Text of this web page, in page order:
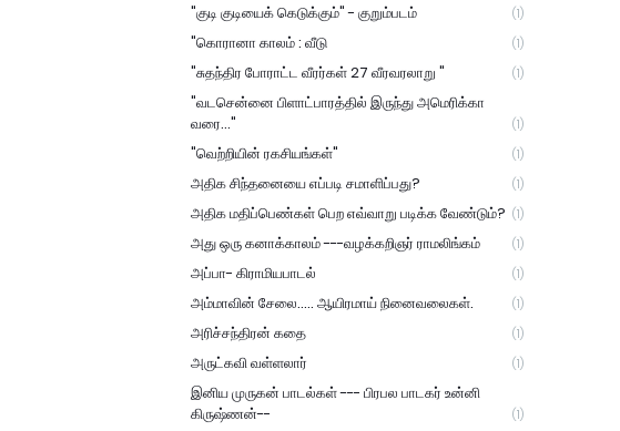
"குடி குடியைக் கெடுக்கும்" - குறும்படம் (1)
"கொரானா காலம் : வீடு (1)
"சுதந்திர போராட்ட வீரர்கள் 27 வீரவரலாறு " (1)
"வடசென்னை பிளாட்பாரத்தில் இருந்து அமெரிக்கா
வரை..."
(1)
"வெற்றியின் ரகசியங்கள்" (1)
அதிக சிந்தனையை எப்படி சமாளிப்பது? (1)
அதிக மதிப்பெண்கள் பெற எவ்வாறு படிக்க வேண்டும்? (1)
அது ஒரு கனாக்காலம் ---வழக்கறிஞர் ராமலிங்கம் (1)
அப்பா- கிராமியபாடல் (1)
அம்மாவின் சேலை..... ஆயிரமாய் நினைவலைகள். (1)
அரிச்சந்திரன் கதை (1)
அருட்கவி வள்ளலார் (1)
இனிய முருகன் பாடல்கள் --- பிரபல பாடகர் உன்னி
கிருஷ்ணன்--
(1)